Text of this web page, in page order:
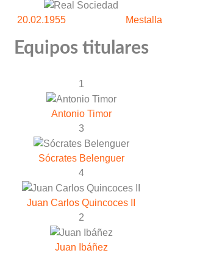
20.02.1955 Mestalla
Equipos titulares
1
Antonio Timor
3
Sócrates Belenguer
4
Juan Carlos Quincoces II
2
Juan Ibáñez